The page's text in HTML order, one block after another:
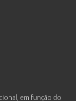
em função do